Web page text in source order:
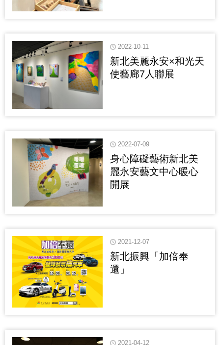
2022-10-11
新北美麗永安×和光天
使藝廊7人聯展
2022-07-09
身心障礙藝術新北美
麗永安藝文中心暖心
開展
2021-12-07
新北振興「加倍奉
還」
2021-04-12